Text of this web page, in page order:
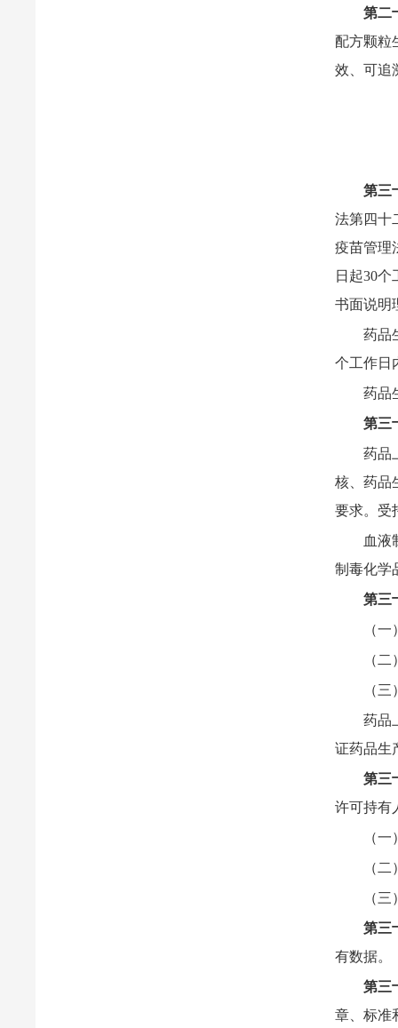
第二
配方颗粒
效、可追
第三
法第四十
疫苗管理
日起30
书面说明
药品
个工作日
药品
第三
药品
核、药品
要求。受
血液
制毒化学
第三
（
（
（
药品
证药品生
第三
许可持有
（
（
（
第三
有数据。
第三
章、标准